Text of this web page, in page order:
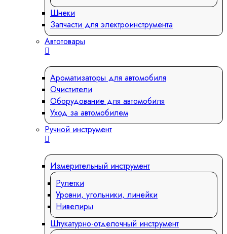
Шнеки
Запчасти для электроинструмента
Автотовары
Ароматизаторы для автомобиля
Очистители
Оборудование для автомобиля
Уход за автомобилем
Ручной инструмент
Измерительный инструмент
Рулетки
Уровни, угольники, линейки
Нивелиры
Штукатурно-отделочный инструмент